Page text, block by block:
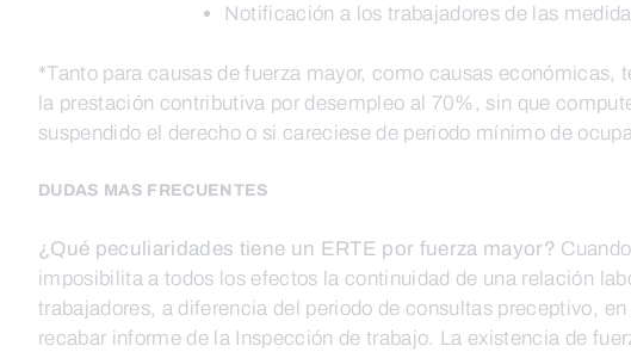
Notificación a los trabajadores de las
*Tanto para causas de fuerza mayor, como causas
la prestación contributiva por desempleo al 70%, sin que
suspendido el derecho o si careciese de periodo mínimo de
DUDAS MAS FRECUENTES
¿Qué peculiaridades tiene un ERTE por fuerza mayor?
imposibilita a todos los efectos la continuidad de una relación
trabajadores, a diferencia del periodo de consultas preceptivo,
recabar informe de la Inspección de trabajo. La existencia de